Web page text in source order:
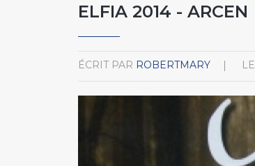
ELFIA 2014 - ARCEN
ÉCRIT PAR ROBERTMARY LE